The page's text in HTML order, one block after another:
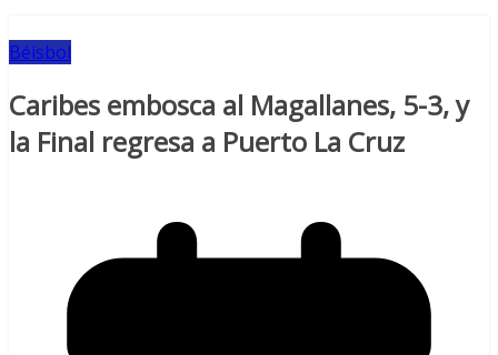
Béisbol
Caribes embosca al Magallanes, 5-3, y
la Final regresa a Puerto La Cruz